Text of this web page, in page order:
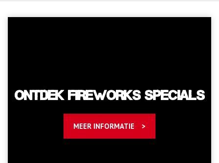
Ontdek Fireworks Specials
MEER INFORMATIE